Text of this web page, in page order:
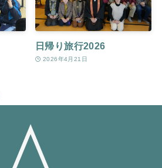
日帰り旅行2026
2026年4月21日